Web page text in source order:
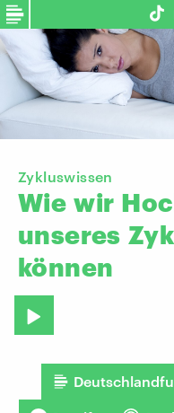
Zykluswissen
Wie wir
unseres
können